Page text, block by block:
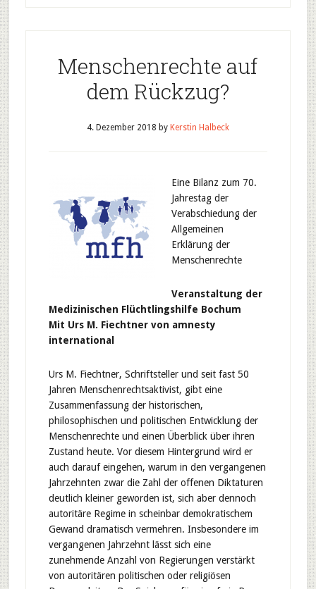
Menschenrechte auf
dem Rückzug?
4. Dezember 2018 by Kerstin Halbeck
Eine Bilanz zum 70.
Jahrestag der
Verabschiedung der
Allgemeinen
Erklärung der
Menschenrechte
Veranstaltung der
Medizinischen Flüchtlingshilfe Bochum
Mit Urs M. Fiechtner von amnesty
international
Urs M. Fiechtner, Schriftsteller und seit fast 50
Jahren Menschenrechtsaktivist, gibt eine
Zusammenfassung der historischen,
philosophischen und politischen Entwicklung der
Menschenrechte und einen Überblick über ihren
Zustand heute. Vor diesem Hintergrund wird er
auch darauf eingehen, warum in den vergangenen
Jahrzehnten zwar die Zahl der offenen Diktaturen
deutlich kleiner geworden ist, sich aber dennoch
autoritäre Regime in scheinbar demokratischem
Gewand dramatisch vermehren. Insbesondere im
vergangenen Jahrzehnt lässt sich eine
zunehmende Anzahl von Regierungen verstärkt
von autoritären politischen oder religiösen